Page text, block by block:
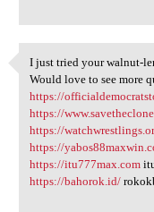
I just tried your
I just tried your walnut-
Would love to see more
https://
https://
https://
https://
https://itu777max.com
https://bahorok.id/